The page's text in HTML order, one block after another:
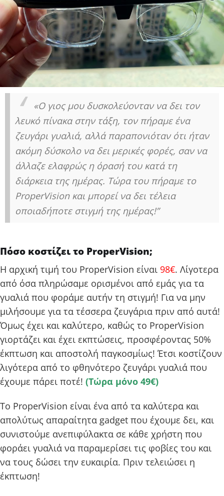
«Ο γιος μου δυσκολεύονταν να δει τον
λευκό πίνακα στην τάξη, τον πήραμε ένα
ζευγάρι γυαλιά, αλλά παραπονιόταν ότι ήταν
ακόμη δύσκολο να δει μερικές φορές, σαν να
άλλαζε ελαφρώς η όρασή του κατά τη
διάρκεια της ημέρας. Τώρα του πήραμε το
ProperVision και μπορεί να δει τέλεια
οποιαδήποτε στιγμή της ημέρας!”
Πόσο κοστίζει το ProperVision;
Η αρχική τιμή του ProperVision είναι 98€. Λίγοτερα
από όσα πληρώσαμε ορισμένοι από εμάς για τα
γυαλιά που φοράμε αυτήν τη στιγμή! Για να μην
μιλήσουμε για τα τέσσερα ζευγάρια πριν από αυτά!
Όμως έχει και καλύτερο, καθώς το ProperVision
γιορτάζει και έχει εκπτώσεις, προσφέροντας 50%
έκπτωση και αποστολή παγκοσμίως! Έτσι κοστίζουν
λιγότερα από το φθηνότερο ζευγάρι γυαλιά που
έχουμε πάρει ποτέ! (Τώρα μόνο 49€)
Το ProperVision είναι ένα από τα καλύτερα και
απολύτως απαραίτητα gadget που έχουμε δει, και
συνιστούμε ανεπιφύλακτα σε κάθε χρήστη που
φοράει γυαλιά να παραμερίσει τις φοβίες του και
να τους δώσει την ευκαιρία. Πριν τελειώσει η
έκπτωση!